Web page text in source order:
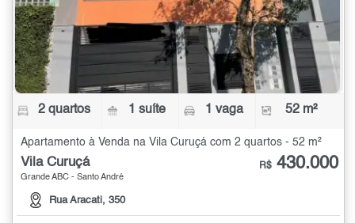
2 quartos 1 suíte 1 vaga 52 m²
Apartamento à Venda na Vila Curuçá com 2 quartos - 52 m²
Vila Curuçá
Grande ABC - Santo André
Rua Aracati, 350
R$ 430.000